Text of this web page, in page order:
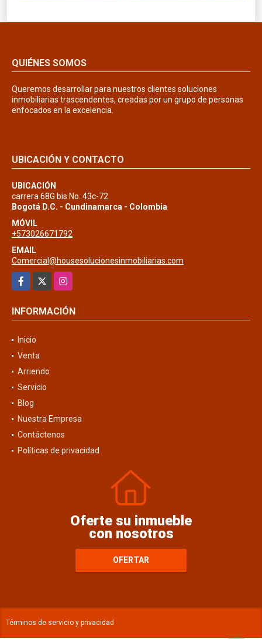
QUIÉNES SOMOS
Queremos desarrollar para nuestros clientes soluciones
inmobiliarias trascendentes, creadas por un grupo de personas
enfocados en la excelencia.
UBICACIÓN Y CONTACTO
UBICACIÓN
carrera 68G bis No. 43c-72
Bogotá D.C. - Cundinamarca - Colombia
MÓVIL
+573026671792
EMAIL
Comercial@housesolucionesinmobiliarias.com
Facebook
Instagram
INFORMACIÓN
Inicio
Venta
Arriendo
Servicio
Blog
Nuestra Empresa
Contáctenos
Políticas de privacidad
Oferte su inmueble
con nosotros
OFERTAR
Términos de servicio y privacidad